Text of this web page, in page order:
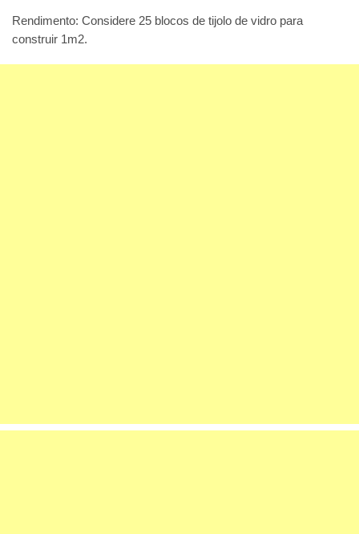
Rendimento: Considere 25 blocos de tijolo de vidro para
construir 1m2.